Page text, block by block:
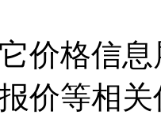
价格信
价等相